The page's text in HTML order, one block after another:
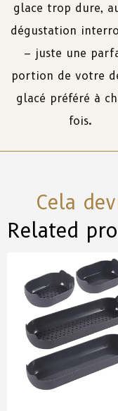
glace trop dure,
dégustation
– juste une
portion de votre
glacé préféré à
fois.
Cela
Related